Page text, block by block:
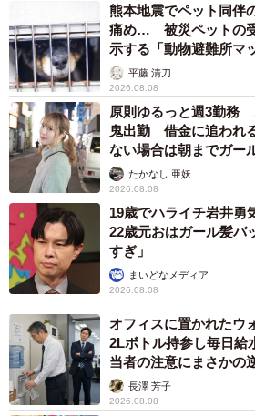
熊本地震でペット同伴
痛め… 被災ペットの
示する「動物避難所マ
平藤 清刀
2026.08.08
原則ゆるっと週3勤務
鬼出勤 借金に追われ
ない場合は朝までガー
ストに取材】
たかなし 亜妖
2026.08.08
19歳でハライチ岩井勇
22歳元おはガール髪バ
すぎ」
まいどなメディア
2026.08.08
オフィスに置かれた
2Lボトル持参し毎日
当者の注意にまさかの
説】長澤 芳子
2026.08.08